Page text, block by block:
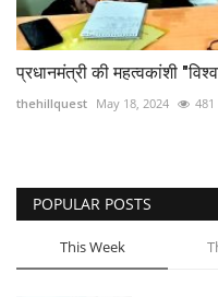
प्रधानमंत्री की महत्वकांशी
thehillquest May 18, 2024 481
POPULAR POSTS
This Week